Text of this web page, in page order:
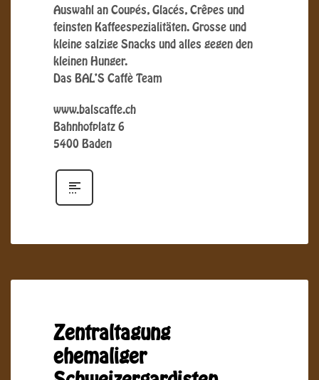
Auswahl an Coupés, Glacés, Crêpes und
feinsten Kaffeespezialitäten. Grosse und
kleine salzige Snacks und alles gegen den
kleinen Hunger.
Das BAL’S Caffè Team
www.balscaffe.ch
Bahnhofplatz 6
5400 Baden
Zentraltagung
ehemaliger